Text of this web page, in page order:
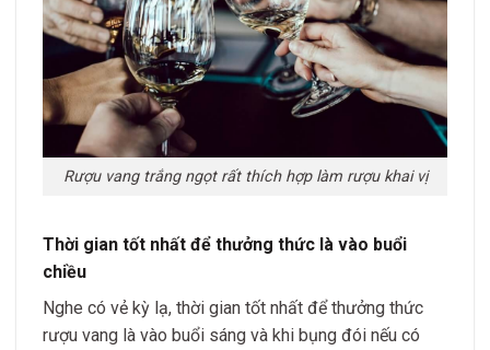
Rượu vang trắng ngọt rất thích hợp làm rượu khai vị
Thời gian tốt nhất để thưởng thức là vào buổi
chiều
Nghe có vẻ kỳ lạ, thời gian tốt nhất để thưởng thức
rượu vang là vào buổi sáng và khi bụng đói nếu có